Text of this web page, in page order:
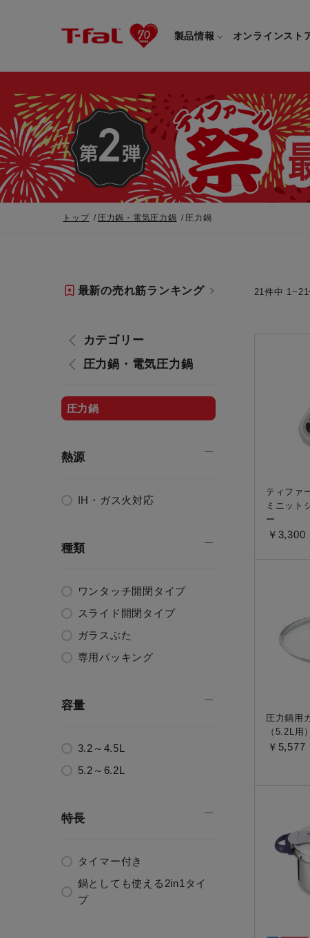
製品情報
フライパン・
すべてのフライ
電気ケトル
すべての圧力鍋
オンラインスト
フライパン・鍋一覧
すべてのフライパン・鍋一覧
取っ手つきフライパン・鍋一覧
電気ケトル一覧
圧力鍋・電気圧力鍋一覧
すべての圧力鍋・電気圧力鍋一覧
圧力鍋一覧
カスタマーサービストップ
重要なお知らせ
トップ 圧力鍋・電気圧力鍋 圧力鍋
最新の売れ筋ランキング
カテゴリー
圧力鍋・電気圧力鍋
圧力鍋
熱源
IH・ガス火対応
種類
ワンタッチ開閉タイプ
スライド開閉タイプ
ガラスぶた
専用パッキング
容量
3.2～4.5L
5.2～6.2L
特長
タイマー付き
鍋としても使える2in1タイ
プ
21件中
ティファ
ミニット
ー
￥3,300
圧力鍋用
（5.2L用）
￥5,577